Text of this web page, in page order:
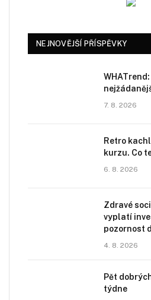
NEJNOVĚJŠÍ PŘÍSPĚVKY
7. 8. 2026
Retro
kurzu. Co
6. 8. 2026
Zdravé
vyplatí
pozornost
4. 8. 2026
Pět
týdne